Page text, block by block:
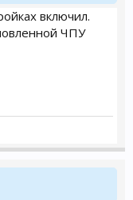
включил.
ЧПУ